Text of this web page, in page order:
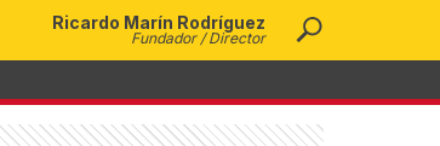
Ricardo Marín Rodríguez
Fundador / Director